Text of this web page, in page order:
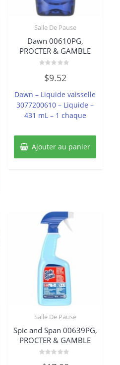
Salle De Pause
Dawn 00610PG,
PROCTER & GAMBLE
sur
$9.52
Dawn – Liquide vaisselle
3077200610 – Liquide –
431 mL – 1 chaque
Ajouter au panier
Salle De Pause
Spic and Span 00639PG,
PROCTER & GAMBLE